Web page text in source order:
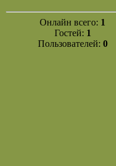
Онлайн всего: 1
Гостей: 1
Пользователей: 0